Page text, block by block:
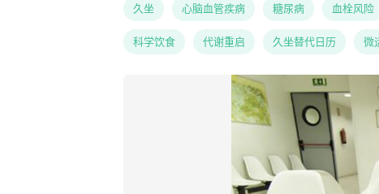
久坐 心脑血管疾病 糖尿病 血栓风险
科学饮食 代谢重启 久坐替代日历 微